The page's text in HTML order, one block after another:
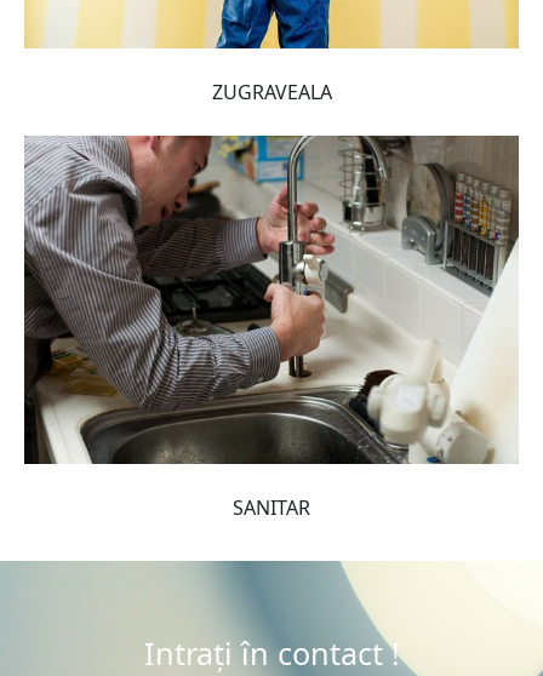
ZUGRAVEALA
SANITAR
Intrați în contact !